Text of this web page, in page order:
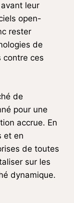
leur
open-
rester
de
contre ces
de
pour une
accrue. En
et en
de toutes
sur les
dynamique.